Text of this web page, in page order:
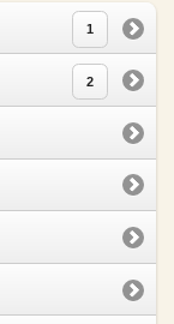
1
2